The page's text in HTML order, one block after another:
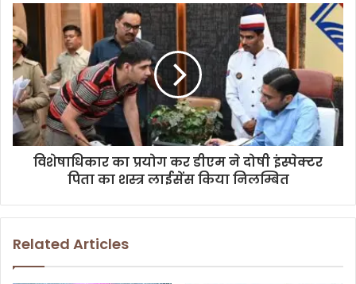
s
s
विशेषाधिकार का प्रयोग कर डीएम ने दोषी इंस्पेक्टर
पिता का शस्त्र लाईसेंस किया निलम्बित
Related Articles